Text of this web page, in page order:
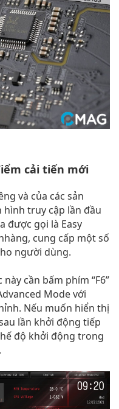
cải tiến mới
và của các sản
hình truy cập lần đầu
được gọi là Easy
cung cấp một số
người dùng.
cần bấm phím “F6”
Mode với
Nếu muốn hiển thị
lần khởi động tiếp
độ khởi động trong